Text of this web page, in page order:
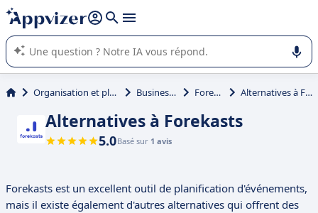
répondre (plusieurs lignes avec
L'IA de Appvizer vous guide dans l'utilisation ou la sélection de
logiciel SaaS en entreprise.
Organisation et planification Business Plan Forekasts Alternatives à Forekasts
Alternatives à Forekasts
5.0Basé sur 1 avis
Forekasts est un excellent outil de planification d'événements,
mais il existe également d'autres alternatives qui offrent des